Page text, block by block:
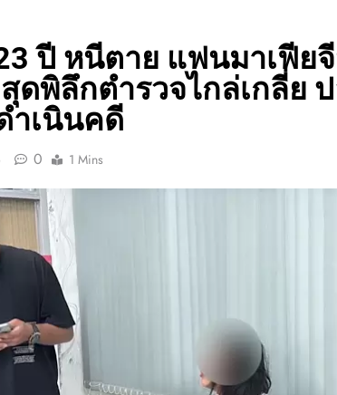
ปี หนีตาย แฟนมาเฟีย
ดพิลึกตำรวจไกล่เกลี่ย
ำเนินคดี
0 1 Mins